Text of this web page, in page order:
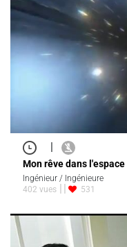
Mon rêve dans l'espace
Ingénieur / Ingénieure
402 vues
531